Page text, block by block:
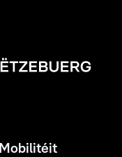
Mobilitéit